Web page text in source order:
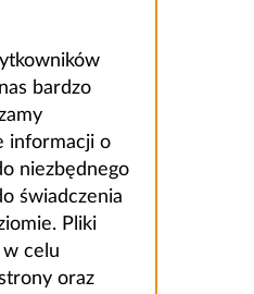
bardzo
informacji o
niezbędnego
świadczenia
Pliki
celu
oraz